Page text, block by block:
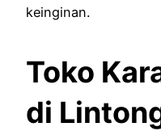
keinginan.
Toko
di